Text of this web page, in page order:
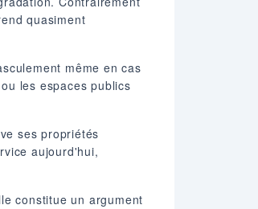
quasiment
même en cas
les espaces publics
ses propriétés
aujourd'hui,
constitue un argument